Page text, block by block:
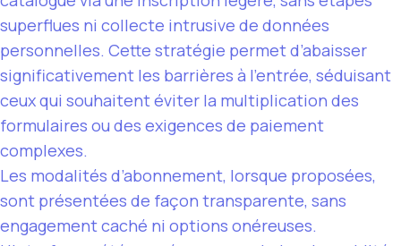
superflues ni collecte intrusive de données
personnelles. Cette stratégie permet d’abaisser
significativement les barrières à l’entrée, séduisant
ceux qui souhaitent éviter la multiplication des
formulaires ou des exigences de paiement
complexes.
Les modalités d’abonnement, lorsque proposées,
sont présentées de façon transparente, sans
engagement caché ni options onéreuses.